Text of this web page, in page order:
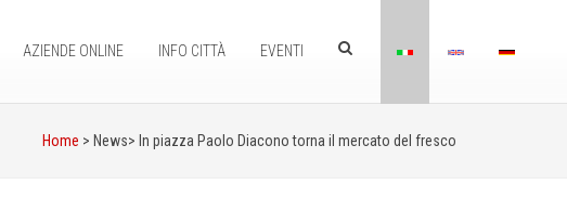
AZIENDE ONLINE INFO CITTÀ EVENTI
Home > News> In piazza Paolo Diacono torna il mercato del fresco